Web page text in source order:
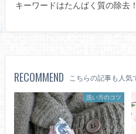
キーワードはたんぱく質の除去
RECOMMEND こちらの記事も人気
洗い方のコツ